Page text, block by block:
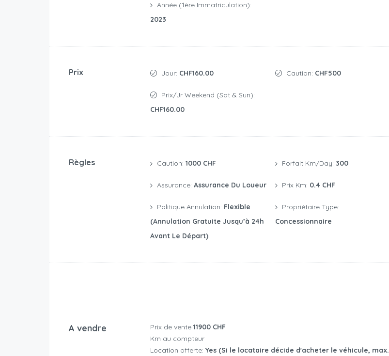
Année (1ère Immatriculation):
2023
Prix Jour: CHF160.00
Prix/jr Weekend (Sat & Sun):
CHF160.00
Caution: CHF500
Règles Caution: 1000 CHF
Assurance: Assurance Du Loueur
Politique Annulation: Flexible
(annulation Gratuite Jusqu’à 24h
Avant Le Départ)
Forfait Km/day: 300
Prix Km: 0.4 CHF
Propriétaire Type:
Concessionnaire
A vendre Prix de vente11900 CHF
Km au compteur
Location offerte: Yes (Si le locataire décide d'acheter le véhicule, max.